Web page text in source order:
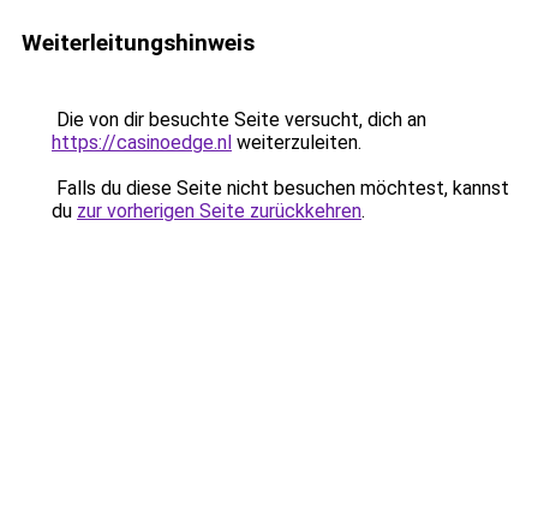
Weiterleitungshinweis
Die von dir besuchte Seite versucht, dich an
https://casinoedge.nl weiterzuleiten.
Falls du diese Seite nicht besuchen möchtest, kannst
du zur vorherigen Seite zurückkehren.